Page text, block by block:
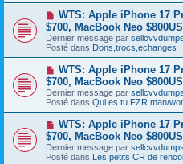
a
g
e
a
u
m
e
s
a
g
e
N
o
u
v
e
a
u
m
e
s
a
g
e
WTS: Apple iPhone 17
$700, MacBook Neo
Dernier message par sellcvvdumps
Posté dans Dons,trocs,echanges
N
o
u
v
e
a
u
m
e
s
WTS: Apple iPhone 17
$700, MacBook Neo
Dernier message par sellcvvdumps
Posté dans Qui es tu FZR man/
N
o
u
v
e
WTS: Apple iPhone 17
$700, MacBook Neo
Dernier message par sellcvvdumps
Posté dans Les petits CR de